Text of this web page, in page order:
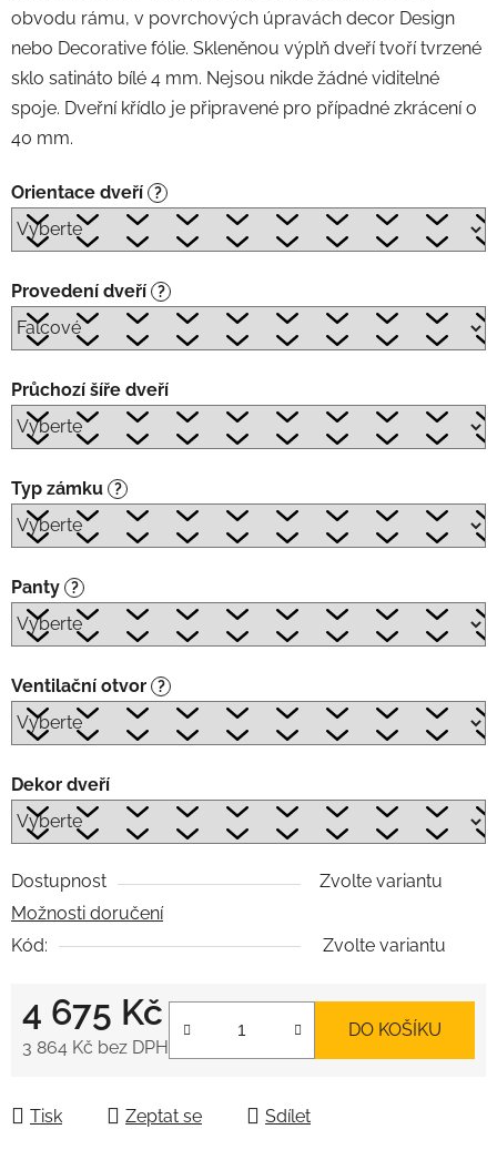
obvodu rámu, v povrchových úpravách decor Design
nebo Decorative fólie. Skleněnou výplň dveří tvoří tvrzené
sklo satináto bílé 4 mm. Nejsou nikde žádné viditelné
spoje. Dveřní křídlo je připravené pro případné zkrácení o
40 mm.
Orientace dveří ?
Provedení dveří ?
Průchozí šíře dveří
Typ zámku ?
Panty ?
Ventilační otvor ?
Dekor dveří
Dostupnost
Zvolte variantu
Možnosti doručení
Kód:
Zvolte variantu
4 675 Kč
3 864 Kč bez DPH
DO KOŠÍKU
Tisk Zeptat se Sdílet